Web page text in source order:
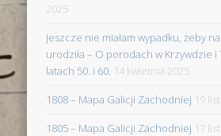
2025
Jeszcze nie miałam wypadku, żeby
urodziła – O porodach w Krzywdzie
latach 50. i 60. 14 kwietnia 2025
1808 – Mapa Galicji Zachodniej 19
1805 – Mapa Galicji Zachodniej 17